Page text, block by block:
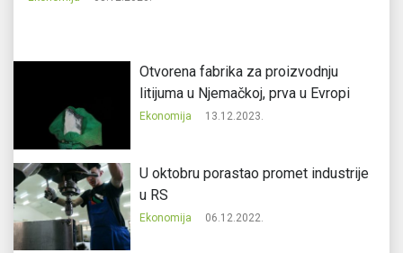
Otvorena fabrika za proizvodnju
litijuma u Njemačkoj, prva u Evropi
Ekonomija 13.12.2023.
U oktobru porastao promet industrije
u RS
Ekonomija 06.12.2022.